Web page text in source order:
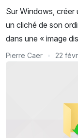
Sur Windows, créer
un cliché de son
dans une « image
Pierre Caer 22